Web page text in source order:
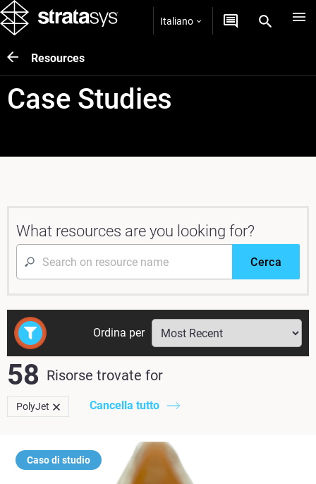
Italiano
Resources
Case Studies
What resources are you looking for?
Cerca
58 Risorse trovate for
PolyJet Cancella tutto
Ordina per
Caso di studio